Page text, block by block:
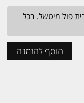
פול מיטשל. בכל
הוסף להזמנה